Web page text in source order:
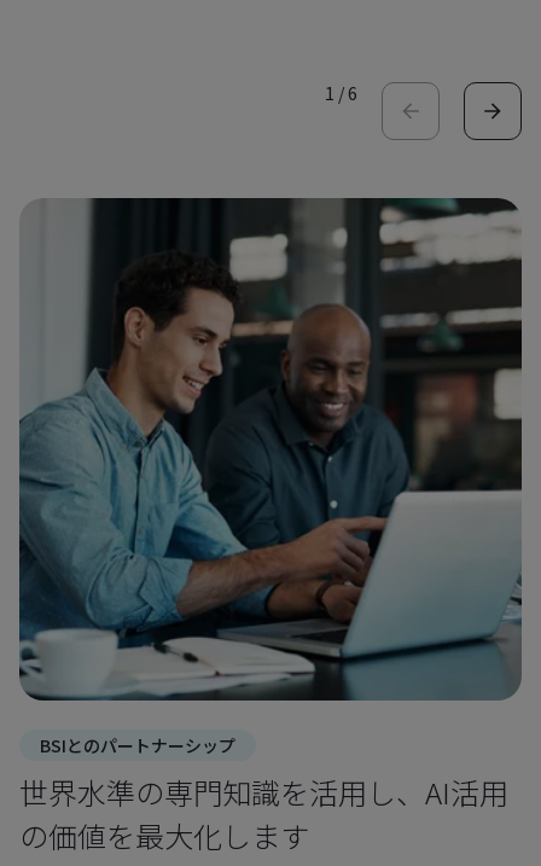
1 /6
BSIとのパートナーシップ
世界水準の専門知識を活用し、AI活用
の価値を最大化します